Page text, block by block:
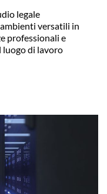
legale
versatili in
professionali e
luogo di lavoro